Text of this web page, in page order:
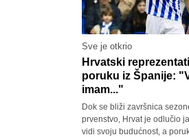
Sve je otkrio
Hrvatski
poruku iz Španije:
imam..."
Dok se bliži završnica
prvenstvo, Hrvat je odlučio
vidi svoju budućnost, a